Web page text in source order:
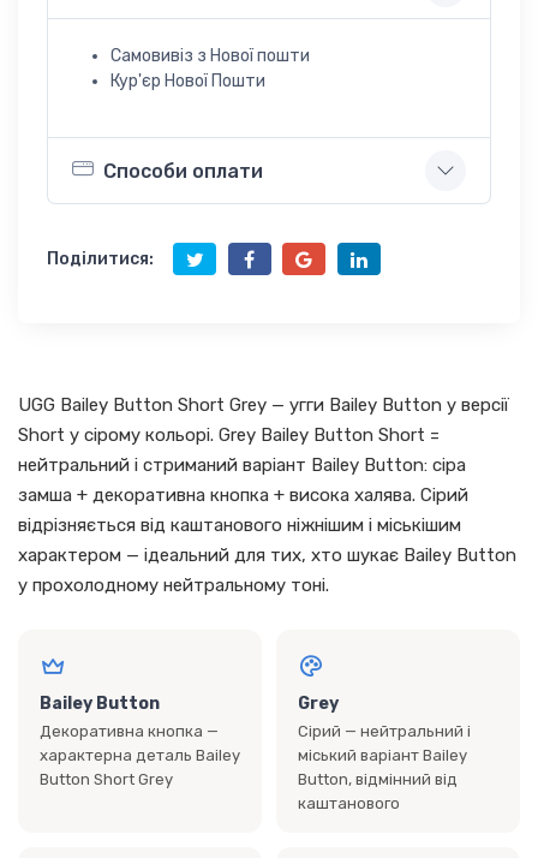
Самовивіз з Нової пошти
Кур'єр Нової Пошти
Способи оплати
Поділитися:
UGG Bailey Button Short Grey — угги Bailey Button у версії
Short у сірому кольорі. Grey Bailey Button Short =
нейтральний і стриманий варіант Bailey Button: сіра
замша + декоративна кнопка + висока халява. Сірий
відрізняється від каштанового ніжнішим і міськішим
характером — ідеальний для тих, хто шукає Bailey Button
у прохолодному нейтральному тоні.
Bailey Button
Декоративна кнопка —
характерна деталь Bailey
Button Short Grey
Grey
Сірий — нейтральний і
міський варіант Bailey
Button, відмінний від
каштанового